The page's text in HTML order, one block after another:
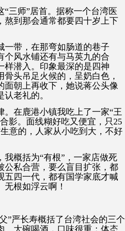
三师”居首。据称一个台湾医
熬到那会通常都要四十岁上下
一带，在那弯如肠道的巷子
个风水铺还有与马英九的合
样潜入。印象最深的是四神
头吊足火候的，呈奶白色，
面朝上再收下，她说蒋公头像
老礼的。
在鹿港小镇我吃上了一家“王
影。面线糊好吃又便宜，只25
意的，人家从小吃到大，不好
概括为“有根”，一家店做死
公私合营，要么盲目扩张，都
五四一代，都有国学家底才喊
根如浮云啊！
”严长寿概括了台湾社会的三个
、大碗喝酒，口味很重；体态